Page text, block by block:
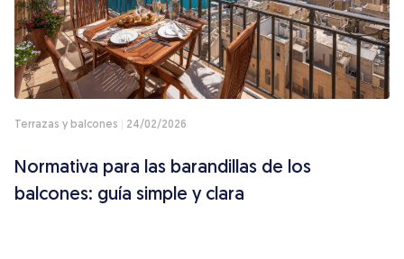
Terrazas y balcones 24/02/2026
Normativa para las barandillas de los
balcones: guía simple y clara